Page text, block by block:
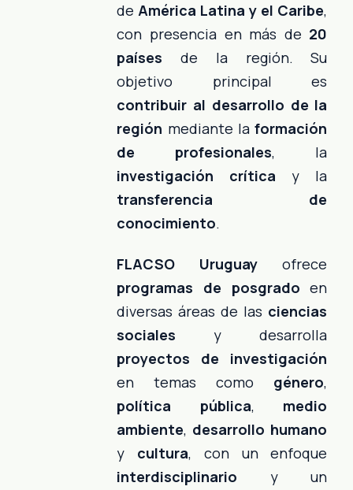
deAmérica Latina y el Caribe,
con presencia en más de 20
países de la región. Su
objetivo principal es
contribuir al desarrollo de la
región mediante laformación
de profesionales, la
investigación crítica y la
transferencia de
conocimiento.
FLACSO Uruguay ofrece
programas de posgrado en
diversas áreas de las ciencias
sociales y desarrolla
proyectos de investigación
en temas como género,
política pública, medio
ambiente, desarrollo humano
y cultura, con un enfoque
interdisciplinario y un